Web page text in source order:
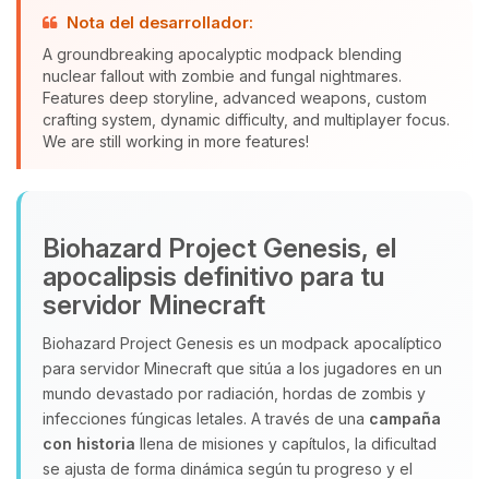
Nota del desarrollador:
A groundbreaking apocalyptic modpack blending
nuclear fallout with zombie and fungal nightmares.
Features deep storyline, advanced weapons, custom
crafting system, dynamic difficulty, and multiplayer focus.
We are still working in more features!
Biohazard Project Genesis, el
apocalipsis definitivo para tu
servidor Minecraft
Biohazard Project Genesis es un modpack apocalíptico
para servidor Minecraft que sitúa a los jugadores en un
mundo devastado por radiación, hordas de zombis y
infecciones fúngicas letales. A través de una campaña
con historia llena de misiones y capítulos, la dificultad
se ajusta de forma dinámica según tu progreso y el
Yupi, por fin alguien con quien
hablar! Soy Choupy, tu pequeno
asistente de BoxToPlay. Cuentame
que necesitas y moveré mis
pequenos circuitos para ayudarte.